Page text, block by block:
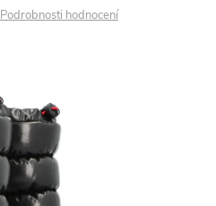
Podrobnosti hodnocení